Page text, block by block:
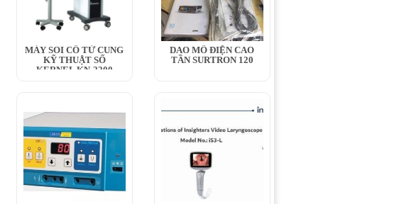
MÁY SOI CỔ TỬ CUNG
KỸ THUẬT SỐ
KERNEL KN-2200
DAO MỔ ĐIỆN CAO
TẦN SURTRON 120